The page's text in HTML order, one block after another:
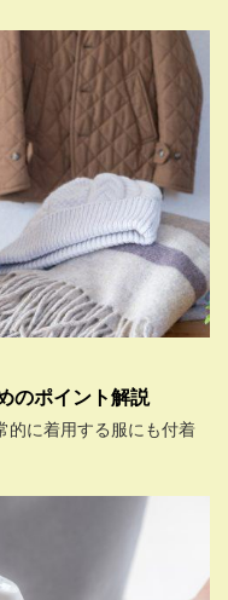
のポイント解説
的に着用する服にも付着